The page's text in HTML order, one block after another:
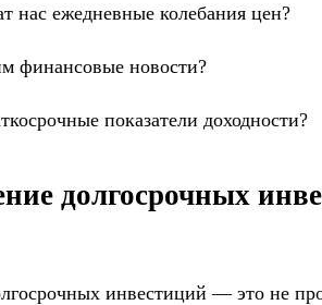
нас ежедневные колебания цен?
финансовые новости?
показатели доходности?
долгосрочных
инвестиций — это не